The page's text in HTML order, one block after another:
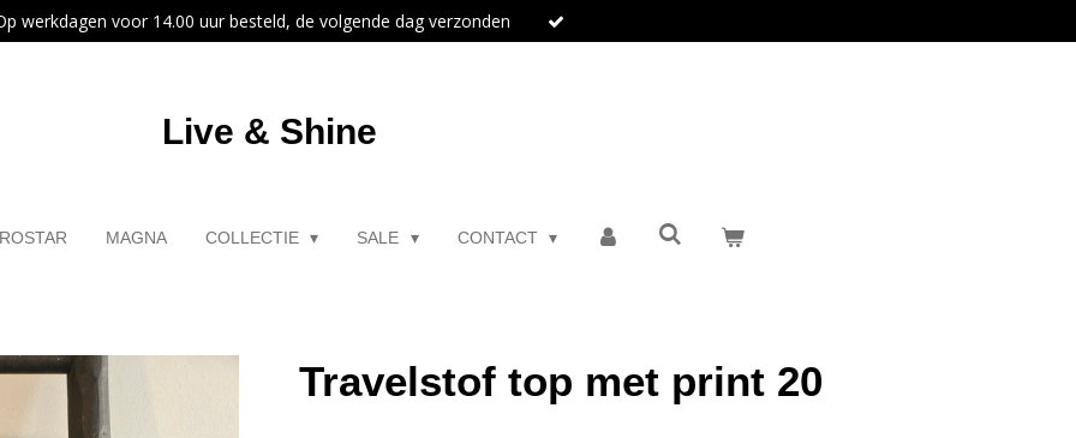
werkdagen voor 14.00 uur besteld, de volgende dag verzonden
Live & Shine
MAGNA COLLECTIE SALE CONTACT
Travelstof top met print 20